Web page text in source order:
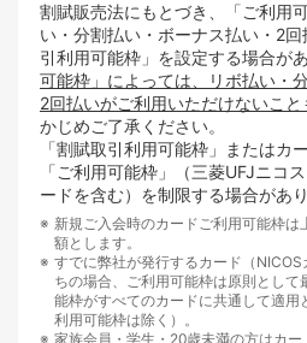
割賦販売法にもとづき、「ご利用
い・分割払い・ボーナス払い・2
引利用可能枠」を設定する場合があ
可能枠」によっては、リボ払い・
2回払いがご利用いただけないこと
かじめご了承ください。
「割賦取引利用可能枠」またはカ
「ご利用可能枠」（三菱UFJニコ
ードを含む）を制限する場合があり
新規ご入会時のカードご利用可能枠は
額とします。
すでに弊社が発行するカード（
ちの場合、ご利用可能枠は原則とし
能枠がすべてのカードに共通して適用
利用可能枠は除く）。
家族会員・学生・20歳未満の方はカー